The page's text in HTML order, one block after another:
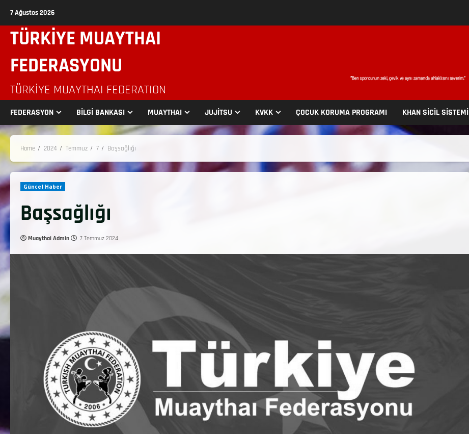
7 Ağustos 2026
TÜRKİYE MUAYTHAI
FEDERASYONU
TÜRKIYE MUAYTHAI FEDERATION
FEDERASYON BİLGİ BANKASI MUAYTHAI JUJİTSU KVKK ÇOCUK KORUMA PROGRAMI KHAN SİCİL SİSTEMİ
Home 2024 Temmuz 7 Başsağlığı
Güncel Haber
Başsağlığı
Muaythai Admin 7 Temmuz 2024